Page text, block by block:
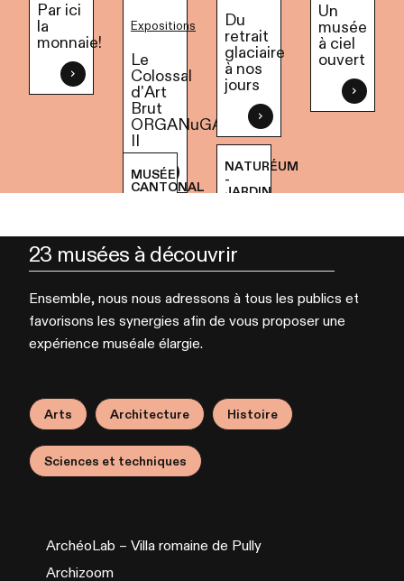
Par ici
la
monnaie!
Expositions
Le
Colossal
d'Art
Brut
ORGANuGAMME
MUSÉE
CANTONAL
Du
retrait
glaciaire
à nos
jours
NATURÉUM
-
JARDIN
Un
musée
à ciel
ouvert
23 musées à découvrir
Ensemble, nous nous adressons à tous les publics et
favorisons les synergies afin de vous proposer une
expérience muséale élargie.
Arts Architecture Histoire
Sciences et techniques
ArchéoLab – Villa romaine de Pully
Archizoom